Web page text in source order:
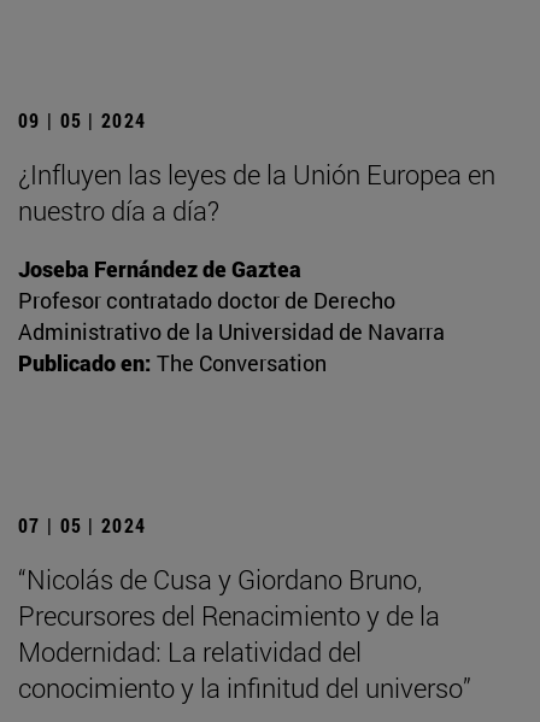
09 | 05 | 2024
¿Influyen las leyes de la Unión Europea en
nuestro día a día?
Joseba Fernández de Gaztea
Profesor contratado doctor de Derecho
Administrativo de la Universidad de Navarra
Publicado en: The Conversation
07 | 05 | 2024
“Nicolás de Cusa y Giordano Bruno,
Precursores del Renacimiento y de la
Modernidad: La relatividad del
conocimiento y la infinitud del universo”